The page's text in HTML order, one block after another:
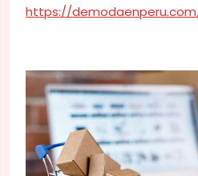
https://